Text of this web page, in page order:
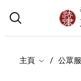
主頁 公眾